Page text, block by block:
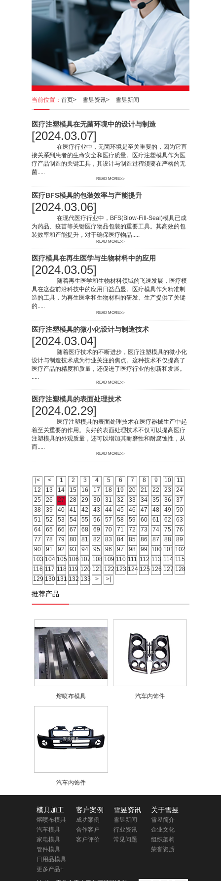
当前位置： 首页> 雪昱资讯> 雪昱新闻
医疗注塑模具在无菌环境中的设计与制造
[2024.03.07]
在医疗行业中，无菌环境是至关重要的，因为它直
接关系到患者的生命安全和医疗质量。医疗注塑模具作为医
疗产品制造的关键工具，其设计与制造过程须要在严格的无
菌.....
READ MORE>>
医疗BFS模具的包装效率与产能提升
[2024.03.06]
在现代医疗行业中，BFS(Blow-Fill-Seal)模具已成
为药品、疫苗等关键医疗物品包装的重要工具。其高效的包
装效率和产能提升，对于确保医疗物品.....
READ MORE>>
医疗模具在再生医学与生物材料中的应用
[2024.03.05]
随着再生医学和生物材料领域的飞速发展，医疗模
具在这些前沿科技中的应用日益凸显。医疗模具作为精准制
造的工具，为再生医学和生物材料的研发、生产提供了关键
的.....
READ MORE>>
医疗注塑模具的微小化设计与制造技术
[2024.03.04]
随着医疗技术的不断进步，医疗注塑模具的微小化
设计与制造技术成为行业关注的焦点。这种技术不仅提高了
医疗产品的精度和质量，还促进了医疗行业的创新和发展。
.....
READ MORE>>
医疗注塑模具的表面处理技术
[2024.02.29]
医疗注塑模具的表面处理技术在医疗器械生产中起
着至关重要的作用。良好的表面处理技术不仅可以提高医疗
注塑模具的外观质量，还可以增加其耐磨性和耐腐蚀性，从
而.....
READ MORE>>
|< < 1 2 3 4 5 6 7 8 9 10
11
12
13 14 15 16 17 18 19 20 21 22 23
24
25
26 27 28 29 30 31 32 33 34 35 36
37
38
39 40 41 42 43 44 45 46 47 48 49
50
51
52 53 54 55 56 57 58 59 60 61 62
63
64
65 66 67 68 69 70 71 72 73 74 75
76
77
78 79 80 81 82 83 84 85 86 87 88
89
90
91 92 93 94 95 96 97 98 99 100 101 102
103 104 105 106 107 108 109 110 111 112 113 114 115
116 117 118 119 120 121 122 123 124 125 126 127 128
129 130 131 132 133 > >|
推荐产品
熔喷布模具 汽车内饰件
汽车内饰件
模具加工
熔喷布模具
汽车模具
家电模具
管件模具
日用品模具
更多产品+
客户案例
成功案例
合作客户
客户评价
雪昱资讯
雪昱新闻
行业资讯
常见问题
关于雪昱
雪昱简介
企业文化
组织架构
荣誉资质